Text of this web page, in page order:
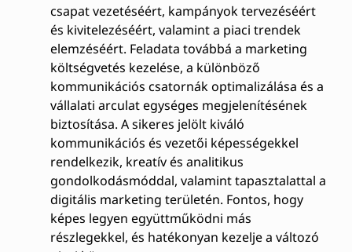
csapat vezetéséért, kampányok tervezéséért
és kivitelezéséért, valamint a piaci trendek
elemzéséért. Feladata továbbá a marketing
költségvetés kezelése, a különböző
kommunikációs csatornák optimalizálása és a
vállalati arculat egységes megjelenítésének
biztosítása. A sikeres jelölt kiváló
kommunikációs és vezetői képességekkel
rendelkezik, kreatív és analitikus
gondolkodásmóddal, valamint tapasztalattal a
digitális marketing területén. Fontos, hogy
képes legyen együttműködni más
részlegekkel, és hatékonyan kezelje a változó